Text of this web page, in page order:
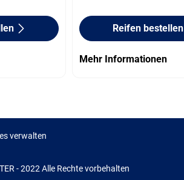
Reifen bestellen
Mehr Informationen
verwalten
- 2022 Alle Rechte vorbehalten